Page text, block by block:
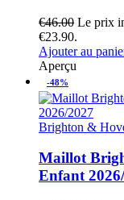
€46.00 Le prix
€23.90.
Ajouter au
Aperçu
-48%
Brighton &
Maillot
Enfant